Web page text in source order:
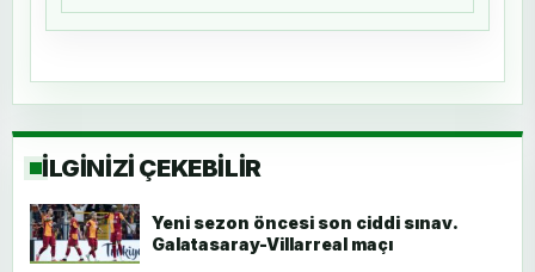
İLGİNİZİ ÇEKEBİLİR
Yeni sezon öncesi son ciddi sınav.
Galatasaray-Villarreal maçı